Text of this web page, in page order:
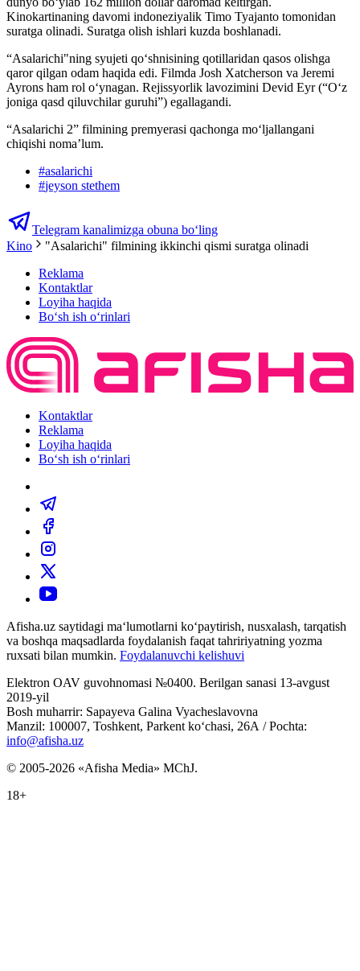
Kinokartinaning davomi indoneziyalik Timo Tyajanto tomonidan
suratga olinadi. Suratga olish ishlari kuzda boshlanadi.
“Asalarichi"ning syujeti qo‘shnisining qotillaridan qasos olishga
qaror qilgan odam haqida edi. Filmda Josh Xatcherson va Jeremi
Ayrons ham rol o‘ynagan. Rejissyorlik lavozimini Devid Eyr (“O‘z
joniga qasd qiluvchilar guruhi”) egallagandi.
“Asalarichi 2” filmining premyerasi qachonga moʻljallangani
chiqishi noma’lum.
#asalarichi
#jeyson stethem
Telegram kanalimizga obuna bo‘ling
Kino
"Asalarichi" filmining ikkinchi qismi suratga olinadi
Reklama
Kontaktlar
Loyiha haqida
Bo‘sh ish o‘rinlari
Kontaktlar
Reklama
Loyiha haqida
Bo‘sh ish o‘rinlari
Afisha.uz saytidagi ma‘lumotlarni ko‘paytirish, nusxalash, tarqatish
va boshqa maqsadlarda foydalanish faqat tahririyatning yozma
ruxsati bilan mumkin. Foydalanuvchi kelishuvi
Elektron OAV guvohnomasi №0400. Berilgan sanasi 13-avgust
2019-yil
Bosh muharrir: Sapayeva Galina Vyacheslavovna
Manzil: 100007, Toshkent, Parkent ko‘chasi, 26А / Pochta:
info@afisha.uz
© 2005-2026 «Afisha Media» MChJ.
18+